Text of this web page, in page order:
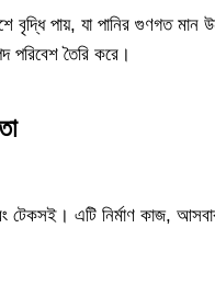
বৃদ্ধি পায়, যা পানির গুণগত
পরিবেশ তৈরি করে।
এটি নির্মাণ কাজ,